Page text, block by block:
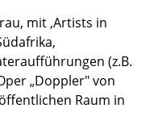
mit ‚Artists in
(z.B.
„Doppler" von
Raum in